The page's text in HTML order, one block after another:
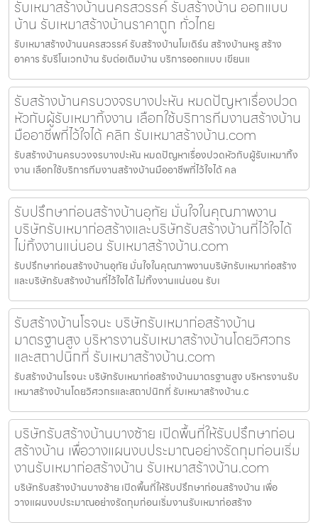
รับเหมาสร้างบ้านนครสวรรค์ รับสร้างบ้าน ออกแบบ
บ้าน รับเหมาสร้างบ้านราคาถูก ทั่วไทย
รับเหมาสร้างบ้านนครสวรรค์ รับสร้างบ้านโมเดิร์น สร้างบ้านหรู สร้าง
อาคาร รับรีโนเวทบ้าน รับต่อเติมบ้าน บริการออกแบบ เขียนแ
รับสร้างบ้านครบวงจรบางปะหัน หมดปัญหาเรื่องปวด
หัวกับผู้รับเหมาทิ้งงาน เลือกใช้บริการทีมงานสร้างบ้าน
มืออาชีพที่ไว้ใจได้ คลิก รับเหมาสร้างบ้าน.com
รับสร้างบ้านครบวงจรบางปะหัน หมดปัญหาเรื่องปวดหัวกับผู้รับเหมาทิ้ง
งาน เลือกใช้บริการทีมงานสร้างบ้านมืออาชีพที่ไว้ใจได้ คล
รับปรึกษาก่อนสร้างบ้านอุทัย มั่นใจในคุณภาพงาน
บริษัทรับเหมาก่อสร้างและบริษัทรับสร้างบ้านที่ไว้ใจได้
ไม่ทิ้งงานแน่นอน รับเหมาสร้างบ้าน.com
รับปรึกษาก่อนสร้างบ้านอุทัย มั่นใจในคุณภาพงานบริษัทรับเหมาก่อสร้าง
และบริษัทรับสร้างบ้านที่ไว้ใจได้ ไม่ทิ้งงานแน่นอน รับเ
รับสร้างบ้านโรจนะ บริษัทรับเหมาก่อสร้างบ้าน
มาตรฐานสูง บริหารงานรับเหมาสร้างบ้านโดยวิศวกร
และสถาปนิกที่ รับเหมาสร้างบ้าน.com
รับสร้างบ้านโรจนะ บริษัทรับเหมาก่อสร้างบ้านมาตรฐานสูง บริหารงานรับ
เหมาสร้างบ้านโดยวิศวกรและสถาปนิกที่ รับเหมาสร้างบ้าน.c
บริษัทรับสร้างบ้านบางซ้าย เปิดพื้นที่ให้รับปรึกษาก่อน
สร้างบ้าน เพื่อวางแผนงบประมาณอย่างรัดกุมก่อนเริ่ม
งานรับเหมาก่อสร้างบ้าน รับเหมาสร้างบ้าน.com
บริษัทรับสร้างบ้านบางซ้าย เปิดพื้นที่ให้รับปรึกษาก่อนสร้างบ้าน เพื่อ
วางแผนงบประมาณอย่างรัดกุมก่อนเริ่มงานรับเหมาก่อสร้าง